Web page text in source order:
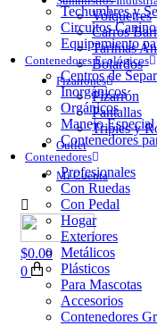
Volquetres
Carros
Tarimas
Bolardos
Pizarrones
Pizarrón
Pantallas
Tripies y
Outlet
Mi Cuenta
$0.00
0
Techumbres y
Circuitos
Equipamiento
Contenedores Ecológicos
Centros de
Inorgánicos
Orgánicos
Manejo Especial
Contenedores
Contenedores
Profesionales
Con Ruedas
Con Pedal
Hogar
Exteriores
Metálicos
Plásticos
Para Mascotas
Accesorios
Contenedores